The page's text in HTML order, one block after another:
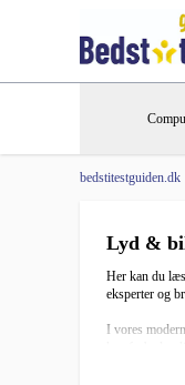
bedstitestguiden.dk
Lyd &
Her kan du
eksperter og
I vores